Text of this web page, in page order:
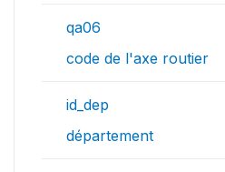
qa06
code de l'axe routier
id_dep
département